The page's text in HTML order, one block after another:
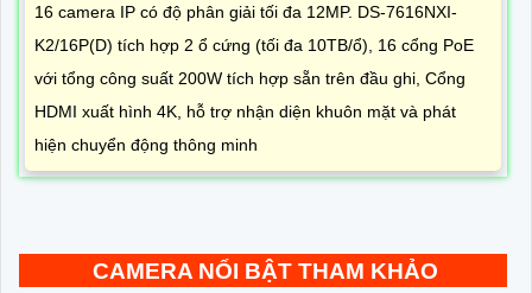
16 camera IP có độ phân giải tối đa 12MP. DS-7616NXI-
K2/16P(D) tích hợp 2 ổ cứng (tối đa 10TB/ổ), 16 cổng PoE
với tổng công suất 200W tích hợp sẵn trên đầu ghi, Cổng
HDMI xuất hình 4K, hỗ trợ nhận diện khuôn mặt và phát
hiện chuyển động thông minh
CAMERA NỔI BẬT THAM KHẢO